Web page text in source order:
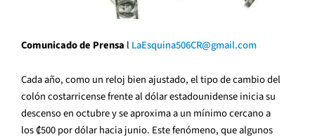
Comunicado de Prensa l LaEsquina506CR@gmail.com
Cada año, como un reloj bien ajustado, el tipo de cambio del
colón costarricense frente al dólar estadounidense inicia su
descenso en octubre y se aproxima a un mínimo cercano a
los ₡500 por dólar hacia junio. Este fenómeno, que algunos